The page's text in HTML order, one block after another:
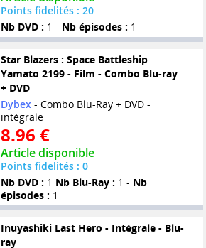
Points fidelités : 20
Nb DVD : 1 - Nb épisodes : 1
Star Blazers : Space Battleship
Yamato 2199 - Film - Combo Blu-ray
+ DVD
Dybex- Combo Blu-Ray + DVD -
intégrale
8.96 €
Article disponible
Points fidelités : 0
Nb DVD : 1 Nb Blu-Ray : 1 - Nb
épisodes : 1
Inuyashiki Last Hero - Intégrale - Blu-
ray